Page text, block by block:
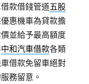
款借錢管道五股
惠機車為貸款擔
並給予最高額度
中和汽車借款各類
借款免留車絕對
務留意。